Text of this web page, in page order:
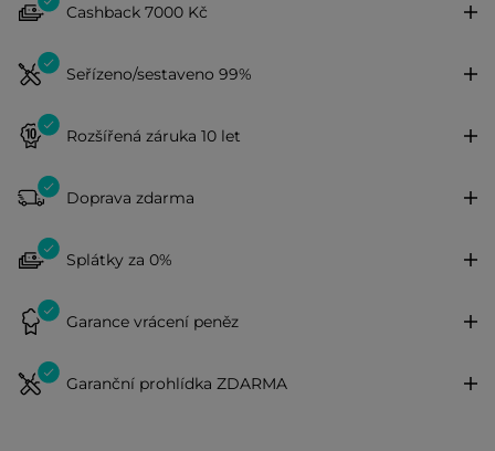
Cashback 7000 Kč
Seřízeno/sestaveno 99%
Rozšířená záruka 10 let
Doprava zdarma
Splátky za 0%
Garance vrácení peněz
Garanční prohlídka ZDARMA